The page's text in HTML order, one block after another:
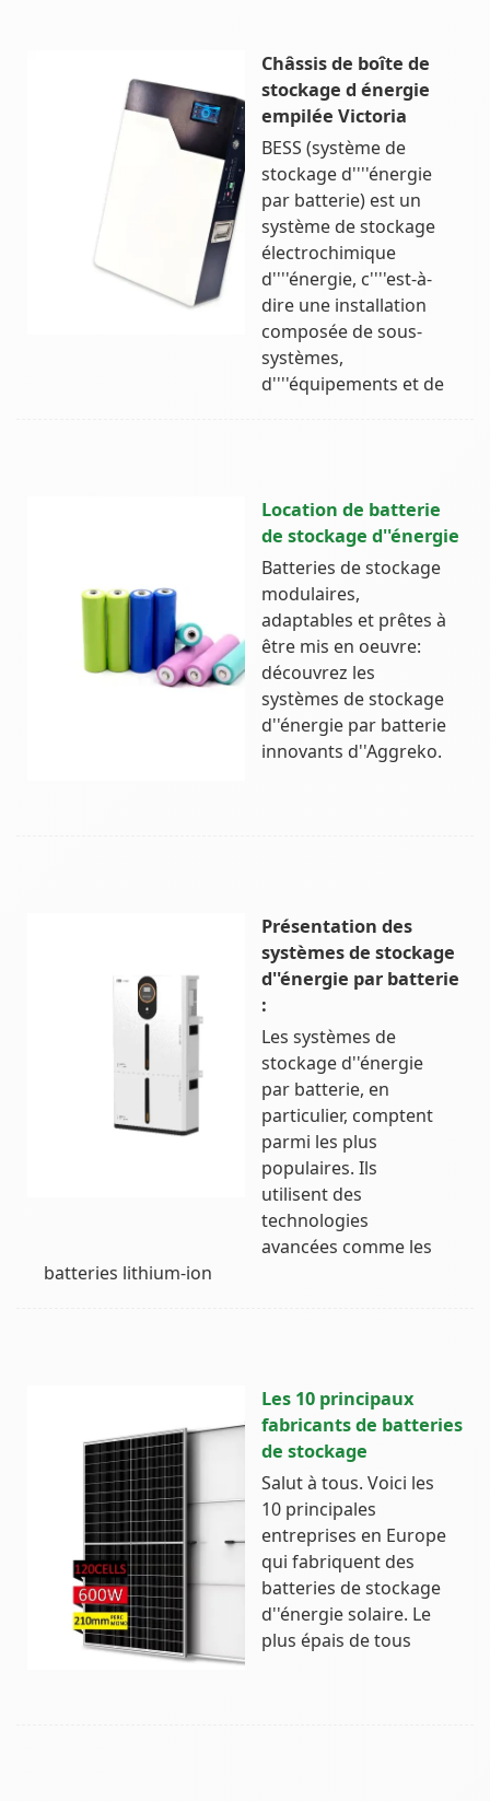
Châssis de boîte de
stockage d énergie
empilée Victoria
BESS (système de
stockage d''''énergie
par batterie) est un
système de stockage
électrochimique
d''''énergie, c''''est-à-
dire une installation
composée de sous-
systèmes,
d''''équipements et de
Location de batterie
de stockage d''énergie
Batteries de stockage
modulaires,
adaptables et prêtes à
être mis en oeuvre:
découvrez les
systèmes de stockage
d''énergie par batterie
innovants d''Aggreko.
Présentation des
systèmes de stockage
d''énergie par batterie
:
Les systèmes de
stockage d''énergie
par batterie, en
particulier, comptent
parmi les plus
populaires. Ils
utilisent des
technologies
avancées comme les
batteries lithium-ion
Les 10 principaux
fabricants de batteries
de stockage
Salut à tous. Voici les
10 principales
entreprises en Europe
qui fabriquent des
batteries de stockage
d''énergie solaire. Le
plus épais de tous